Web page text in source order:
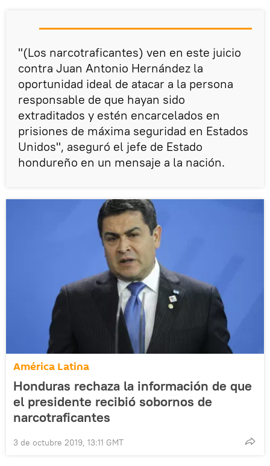
"(Los narcotraficantes) ven en este juicio
contra Juan Antonio Hernández la
oportunidad ideal de atacar a la persona
responsable de que hayan sido
extraditados y estén encarcelados en
prisiones de máxima seguridad en Estados
Unidos", aseguró el jefe de Estado
hondureño en un mensaje a la nación.
América Latina
Honduras rechaza la información de que
el presidente recibió sobornos de
narcotraficantes
3 de octubre 2019, 13:11 GMT